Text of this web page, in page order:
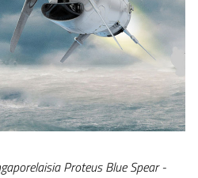
Proteus Blue Spear -